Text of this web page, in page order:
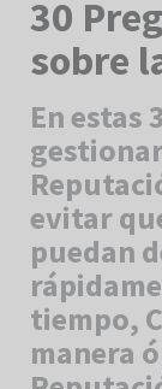
30
sobre
En estas
evitar
puedan
tiempo,
manera